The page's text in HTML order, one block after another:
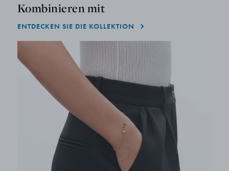
Kombinieren mit
ENTDECKEN SIE DIE KOLLEKTION